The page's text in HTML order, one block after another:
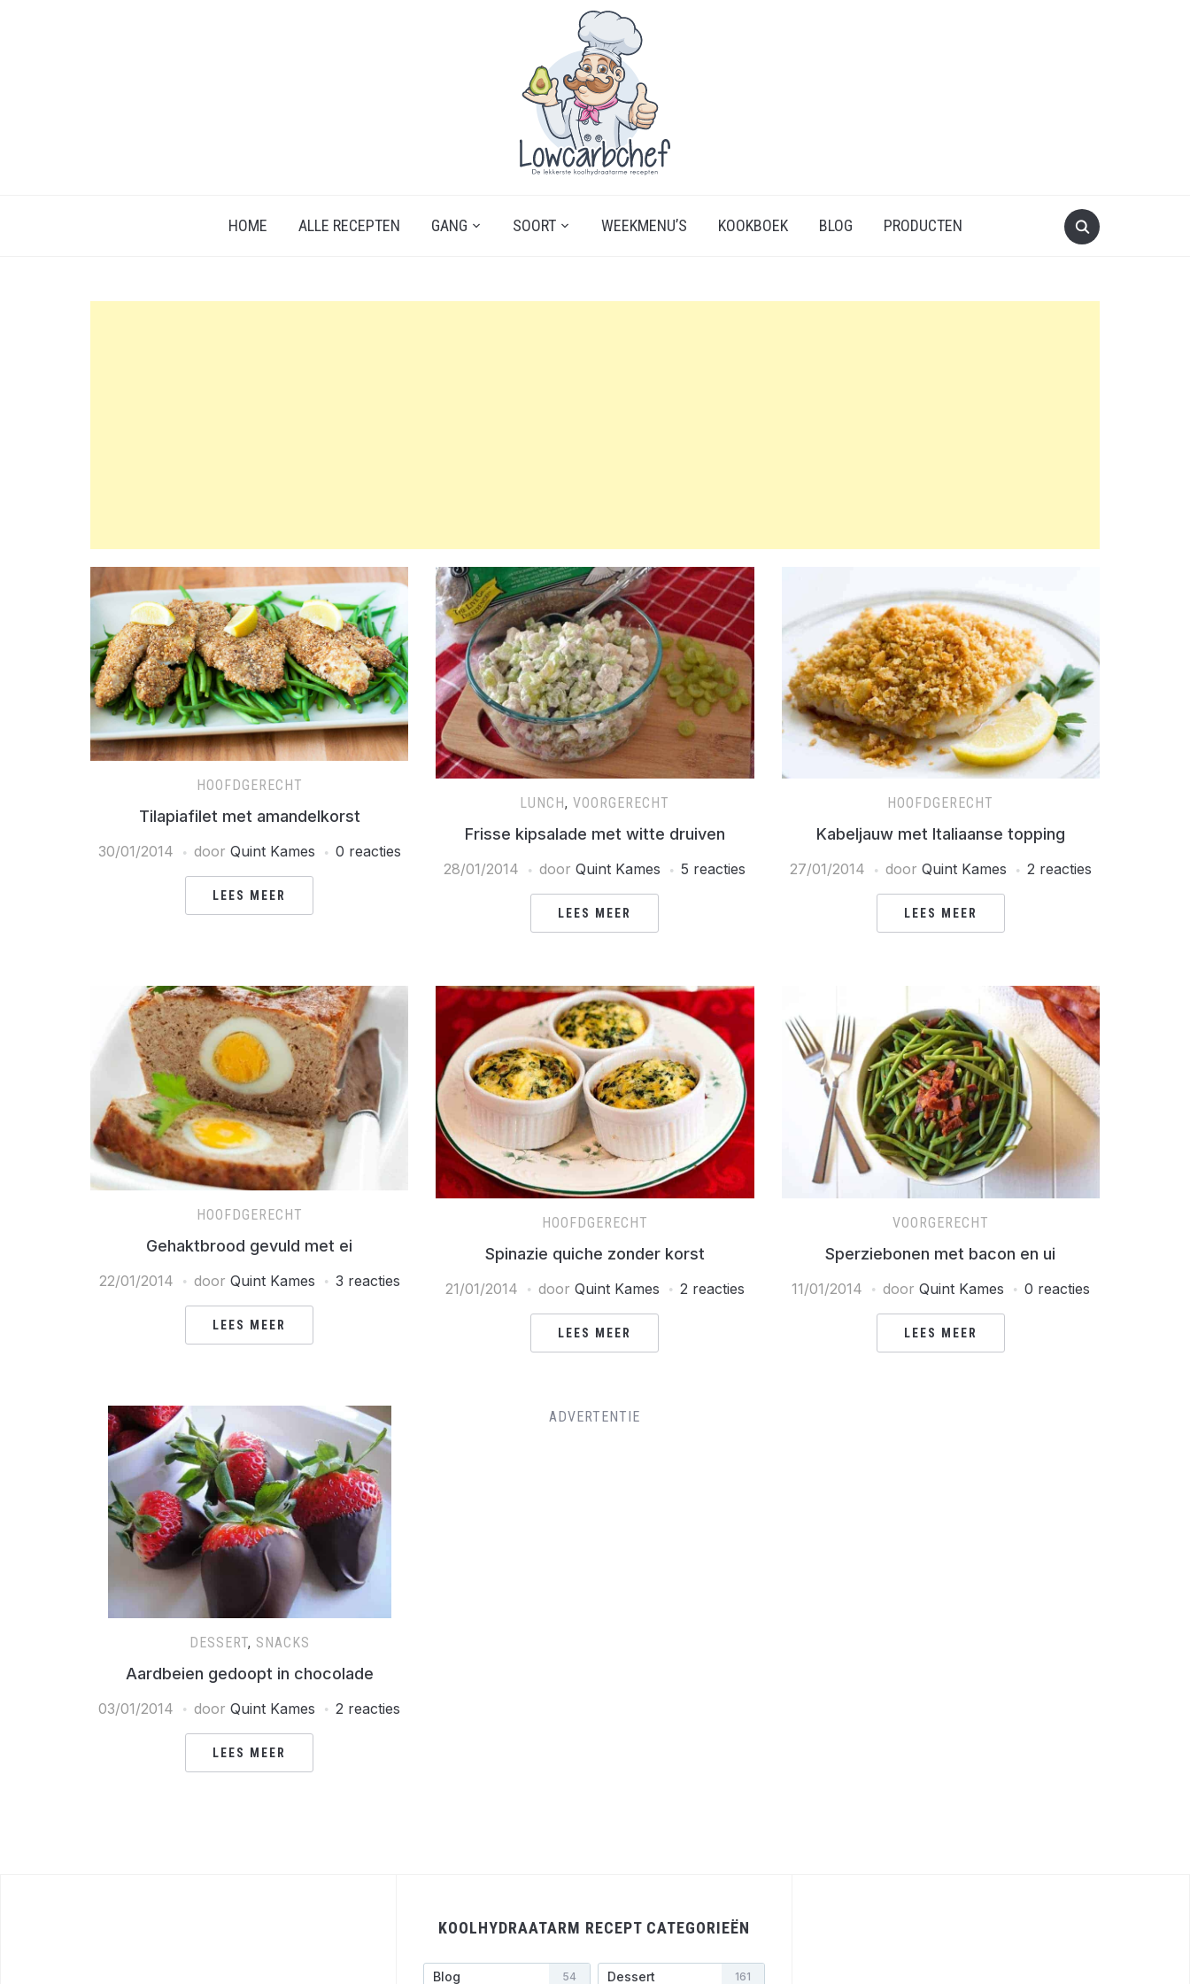
HOME ALLE RECEPTEN GANG SOORT WEEKMENU’S KOOKBOEK BLOG PRODUCTEN
HOOFDGERECHT
Tilapiafilet met amandelkorst
30/01/2014 door Quint Kames 0 reacties
LEES MEER
LUNCH,VOORGERECHT
Frisse kipsalade met witte druiven
28/01/2014 doorQuint Kames 5 reacties
LEES MEER
HOOFDGERECHT
Kabeljauw met Italiaanse topping
27/01/2014 door Quint Kames 2 reacties
LEES MEER
HOOFDGERECHT
Gehaktbrood gevuld met ei
22/01/2014 door Quint Kames 3 reacties
LEES MEER
HOOFDGERECHT
Spinazie quiche zonder korst
21/01/2014 door Quint Kames 2 reacties
LEES MEER
VOORGERECHT
Sperziebonen met bacon en ui
11/01/2014 door Quint Kames 0 reacties
LEES MEER
DESSERT, SNACKS
Aardbeien gedoopt in chocolade
03/01/2014 doorQuint Kames 2 reacties
LEES MEER
ADVERTENTIE
KOOLHYDRAATARM RECEPT CATEGORIEËN
Blog 54 Dessert 161